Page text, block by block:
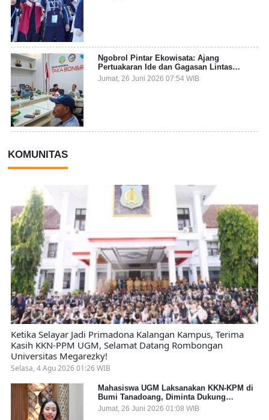
Ngobrol Pintar Ekowisata: Ajang
Pertuakaran Ide dan Gagasan Lintas
Sektor
Jumat, 26 Juni 2026 07:54 WIB
KOMUNITAS
Ketika Selayar Jadi Primadona Kalangan Kampus, Terima
Kasih KKN-PPM UGM, Selamat Datang Rombongan
Universitas Megarezky!
Selasa, 4 Agu 2026 01:26 WIB
Mahasiswa UGM Laksanakan KKN-KPM di
Bumi Tanadoang, Diminta Dukung
Gemerlap dan Beri Solusi pada Persoalan
Sampah Pesisir
Jumat, 26 Juni 2026 01:08 WIB